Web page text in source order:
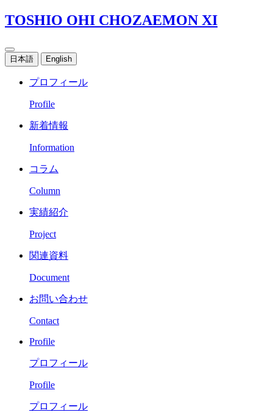
TOSHIO OHI CHOZAEMON XI
日本語 English
プロフィール
Profile
新着情報
Information
コラム
Column
実績紹介
Project
関連資料
Document
お問い合わせ
Contact
Profile
プロフィール
Profile
プロフィール